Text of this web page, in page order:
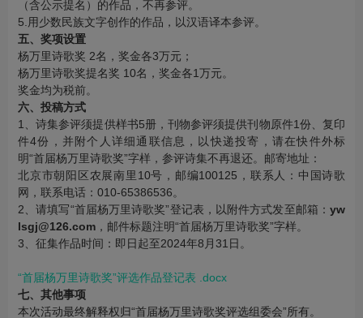
（含公示提名）的作品，不再参评。
5.用少数民族文字创作的作品，以汉语译本参评。
五、奖项设置
杨万里诗歌奖 2名，奖金各3万元；
杨万里诗歌奖提名奖 10名，奖金各1万元。
奖金均为税前。
六、投稿方式
1、诗集参评须提供样书5册，刊物参评须提供刊物原件1份、复印
件4份，并附个人详细通联信息，以快递投寄，请在快件外标
明“首届杨万里诗歌奖”字样，参评诗集不再退还。邮寄地址：
北京市朝阳区农展南里10号，邮编100125，联系人：中国诗歌
网，联系电话：010-65386536。
2、请填写“首届杨万里诗歌奖”登记表，以附件方式发至邮箱： yw
lsgj@126.com ，邮件标题注明“首届杨万里诗歌奖”字样。
3、征集作品时间：即日起至2024年8月31日。
“首届杨万里诗歌奖”评选作品登记表 .docx
七、其他事项
本次活动最终解释权归“首届杨万里诗歌奖评选组委会”所有。